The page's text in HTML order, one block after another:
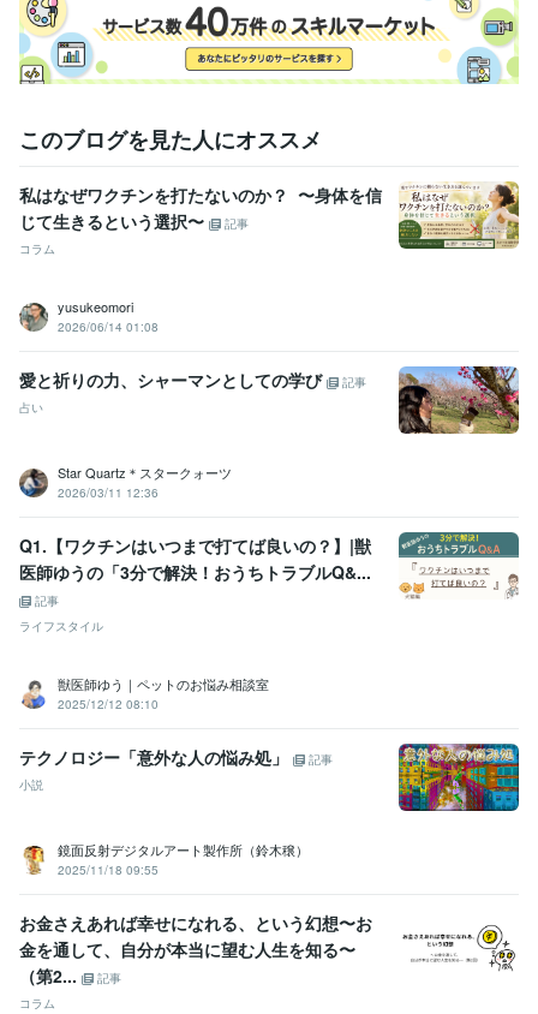
語学力
英語 ビジネスレベル
このブログを見た人にオススメ
私はなぜワクチンを打たないのか？ 〜身体を信
じて生きるという選択〜
記事
コラム
yusukeomori
2026/06/14 01:08
愛と祈りの力、シャーマンとしての学び
記事
占い
Star Quartz＊スタークォーツ
2026/03/11 12:36
Q1.【ワクチンはいつまで打てば良いの？】|獣
医師ゆうの「3分で解決！おうちトラブルQ&...
記事
ライフスタイル
獣医師ゆう｜ペットのお悩み相談室
2025/12/12 08:10
テクノロジー「意外な人の悩み処」
記事
小説
鏡面反射デジタルアート製作所（鈴木穣）
2025/11/18 09:55
お金さえあれば幸せになれる、という幻想〜お
金を通して、自分が本当に望む人生を知る〜
（第2...
記事
コラム